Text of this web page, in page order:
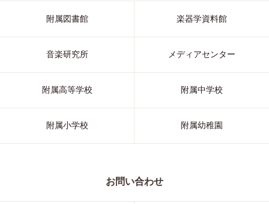
附属図書館 楽器学資料館
音楽研究所 メディアセンター
附属高等学校 附属中学校
附属小学校 附属幼稚園
お問い合わせ